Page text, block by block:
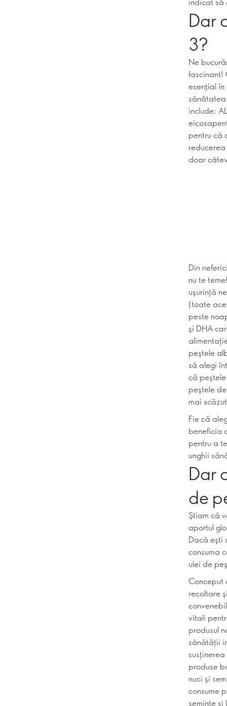
Dar
3?
Ne
fascinant!
esenţial
include:
pentru că
doar
Din
nu te
uşurinţă
(toate
peste
şi DHA
peştele
să alegi
că
peştele
mai
Fie că
beneficia
pentru a
unghii
Dar
de
Ştiam că
aportul
Dacă eşti
consuma
ulei de
Conceput
recoltare
vitali
produsul
sănătăţii
produse
nuci şi
consume
seminţe şi